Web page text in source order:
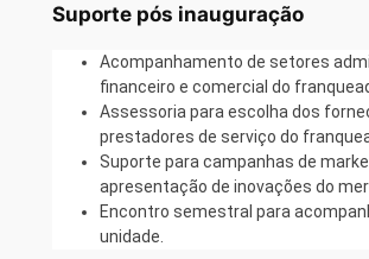
Suporte pós inauguração
Acompanhamento de setores
financeiro e comercial do
Assessoria para escolha dos
prestadores de serviço do
Suporte para campanhas de
apresentação de inovações do
Encontro semestral para
unidade.